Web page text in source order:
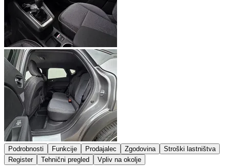
Podrobnosti Funkcije Prodajalec Zgodovina
Stroški lastništva
Register
Tehnični pregled Vpliv na okolje